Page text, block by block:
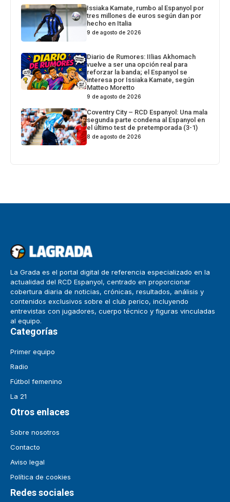
Issiaka Kamate, rumbo al Espanyol por
tres millones de euros según dan por
hecho en Italia
9 de agosto de 2026
Diario de Rumores: IIlias Akhomach
vuelve a ser una opción real para
reforzar la banda; el Espanyol se
interesa por Issiaka Kamate, según
Matteo Moretto
9 de agosto de 2026
Coventry City – RCD Espanyol: Una mala
segunda parte condena al Espanyol en
el último test de pretemporada (3-1)
8 de agosto de 2026
La Grada es el portal digital de referencia especializado en la
actualidad del RCD Espanyol, centrado en proporcionar
cobertura diaria de noticias, crónicas, resultados, análisis y
contenidos exclusivos sobre el club perico, incluyendo
entrevistas con jugadores, cuerpo técnico y figuras vinculadas
al equipo.
Categorías
Primer equipo
Radio
Fútbol femenino
La 21
Otros enlaces
Sobre nosotros
Contacto
Aviso legal
Política de cookies
Redes sociales